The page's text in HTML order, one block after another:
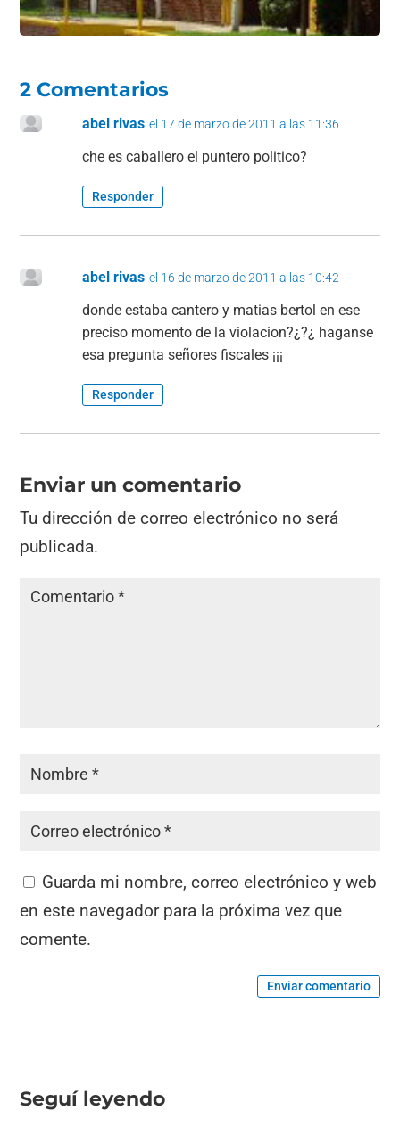
2 Comentarios
abel rivas el 17 de marzo de 2011 a las 11:36
che es caballero el puntero politico?
Responder
abel rivas el 16 de marzo de 2011 a las 10:42
donde estaba cantero y matias bertol en ese
preciso momento de la violacion?¿?¿ haganse
esa pregunta señores fiscales ¡¡¡
Responder
Enviar un comentario
Tu dirección de correo electrónico no será
publicada.
Guarda mi nombre, correo electrónico y web
en este navegador para la próxima vez que
comente.
Enviar comentario
Seguí leyendo